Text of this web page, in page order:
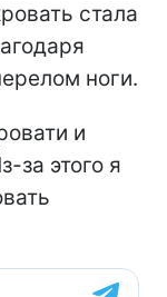
стала
ноги.
и
за этого я